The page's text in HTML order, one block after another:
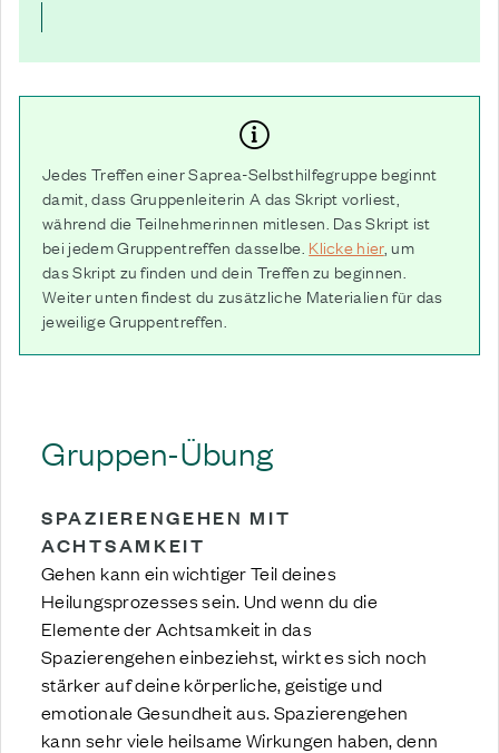
Jedes Treffen einer Saprea-Selbsthilfegruppe beginnt
damit, dass Gruppenleiterin A das Skript vorliest,
während die Teilnehmerinnen mitlesen. Das Skript ist
bei jedem Gruppentreffen dasselbe. Klicke hier, um
das Skript zu finden und dein Treffen zu beginnen.
Weiter unten findest du zusätzliche Materialien für das
jeweilige Gruppentreffen.
Gruppen-Übung
SPAZIERENGEHEN MIT
ACHTSAMKEIT
Gehen kann ein wichtiger Teil deines
Heilungsprozesses sein. Und wenn du die
Elemente der Achtsamkeit in das
Spazierengehen einbeziehst, wirkt es sich noch
stärker auf deine körperliche, geistige und
emotionale Gesundheit aus. Spazierengehen
kann sehr viele heilsame Wirkungen haben, denn